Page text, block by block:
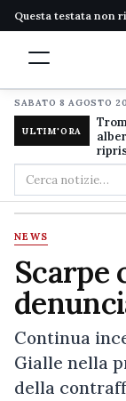
Questa testata non
SABATO 8 AGOSTO
ULTIM'ORA
Cerca
nel
sito
NEWS
Scarpe
Continua
Gialle nella
della